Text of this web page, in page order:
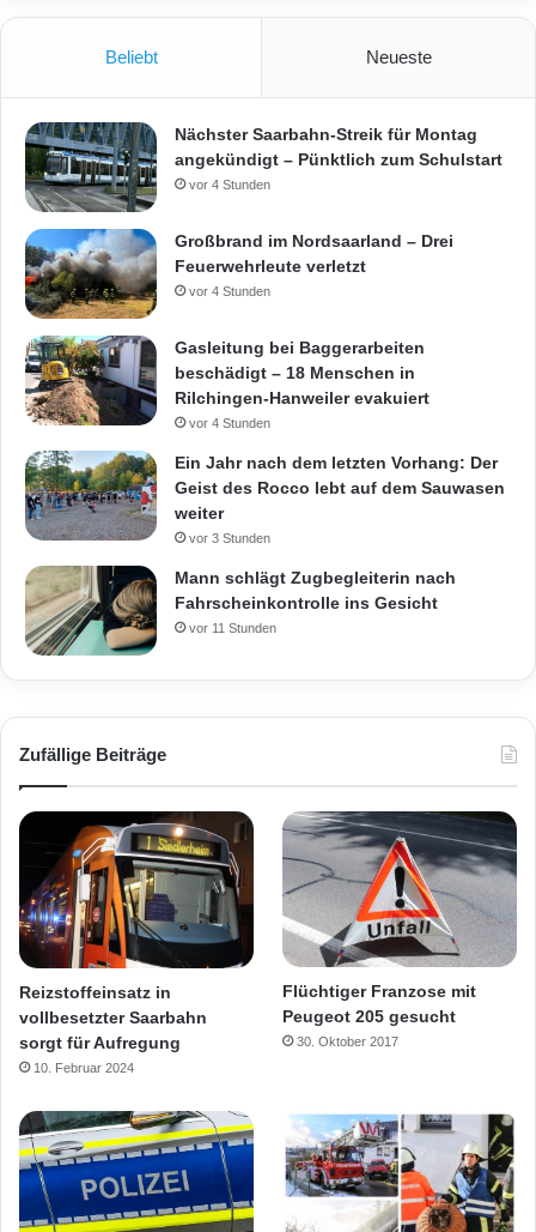
Beliebt Neueste
Nächster Saarbahn-Streik für Montag
angekündigt – Pünktlich zum Schulstart
vor 4 Stunden
Großbrand im Nordsaarland – Drei
Feuerwehrleute verletzt
vor 4 Stunden
Gasleitung bei Baggerarbeiten
beschädigt – 18 Menschen in
Rilchingen-Hanweiler evakuiert
vor 4 Stunden
Ein Jahr nach dem letzten Vorhang: Der
Geist des Rocco lebt auf dem Sauwasen
weiter
vor 3 Stunden
Mann schlägt Zugbegleiterin nach
Fahrscheinkontrolle ins Gesicht
vor 11 Stunden
Zufällige Beiträge
Reizstoffeinsatz in
vollbesetzter Saarbahn
sorgt für Aufregung
10. Februar 2024
Flüchtiger Franzose mit
Peugeot 205 gesucht
30. Oktober 2017